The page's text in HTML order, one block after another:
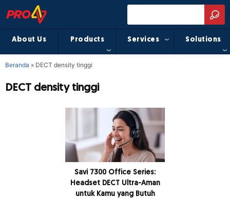
About Us Products Services Solutions
Beranda » DECT density tinggi
DECT density tinggi
Savi 7300 Office Series:
Headset DECT Ultra-Aman
untuk Kamu yang Butuh